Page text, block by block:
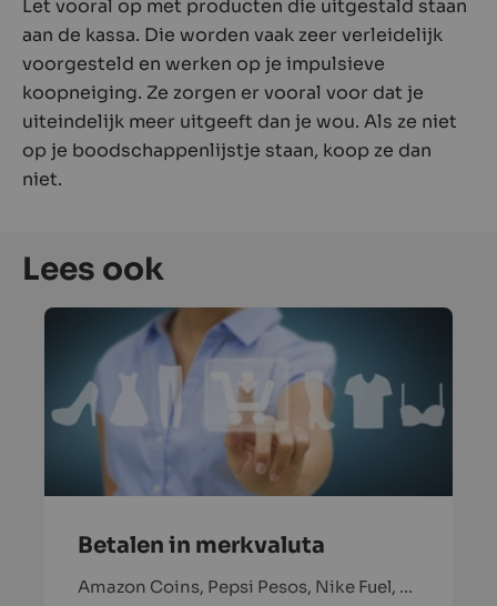
Let vooral op met producten die uitgestald staan
aan de kassa. Die worden vaak zeer verleidelijk
voorgesteld en werken op je impulsieve
koopneiging. Ze zorgen er vooral voor dat je
uiteindelijk meer uitgeeft dan je wou. Als ze niet
op je boodschappenlijstje staan, koop ze dan
niet.
Lees ook
Betalen in merkvaluta
Amazon Coins, Pepsi Pesos, Nike Fuel, ...